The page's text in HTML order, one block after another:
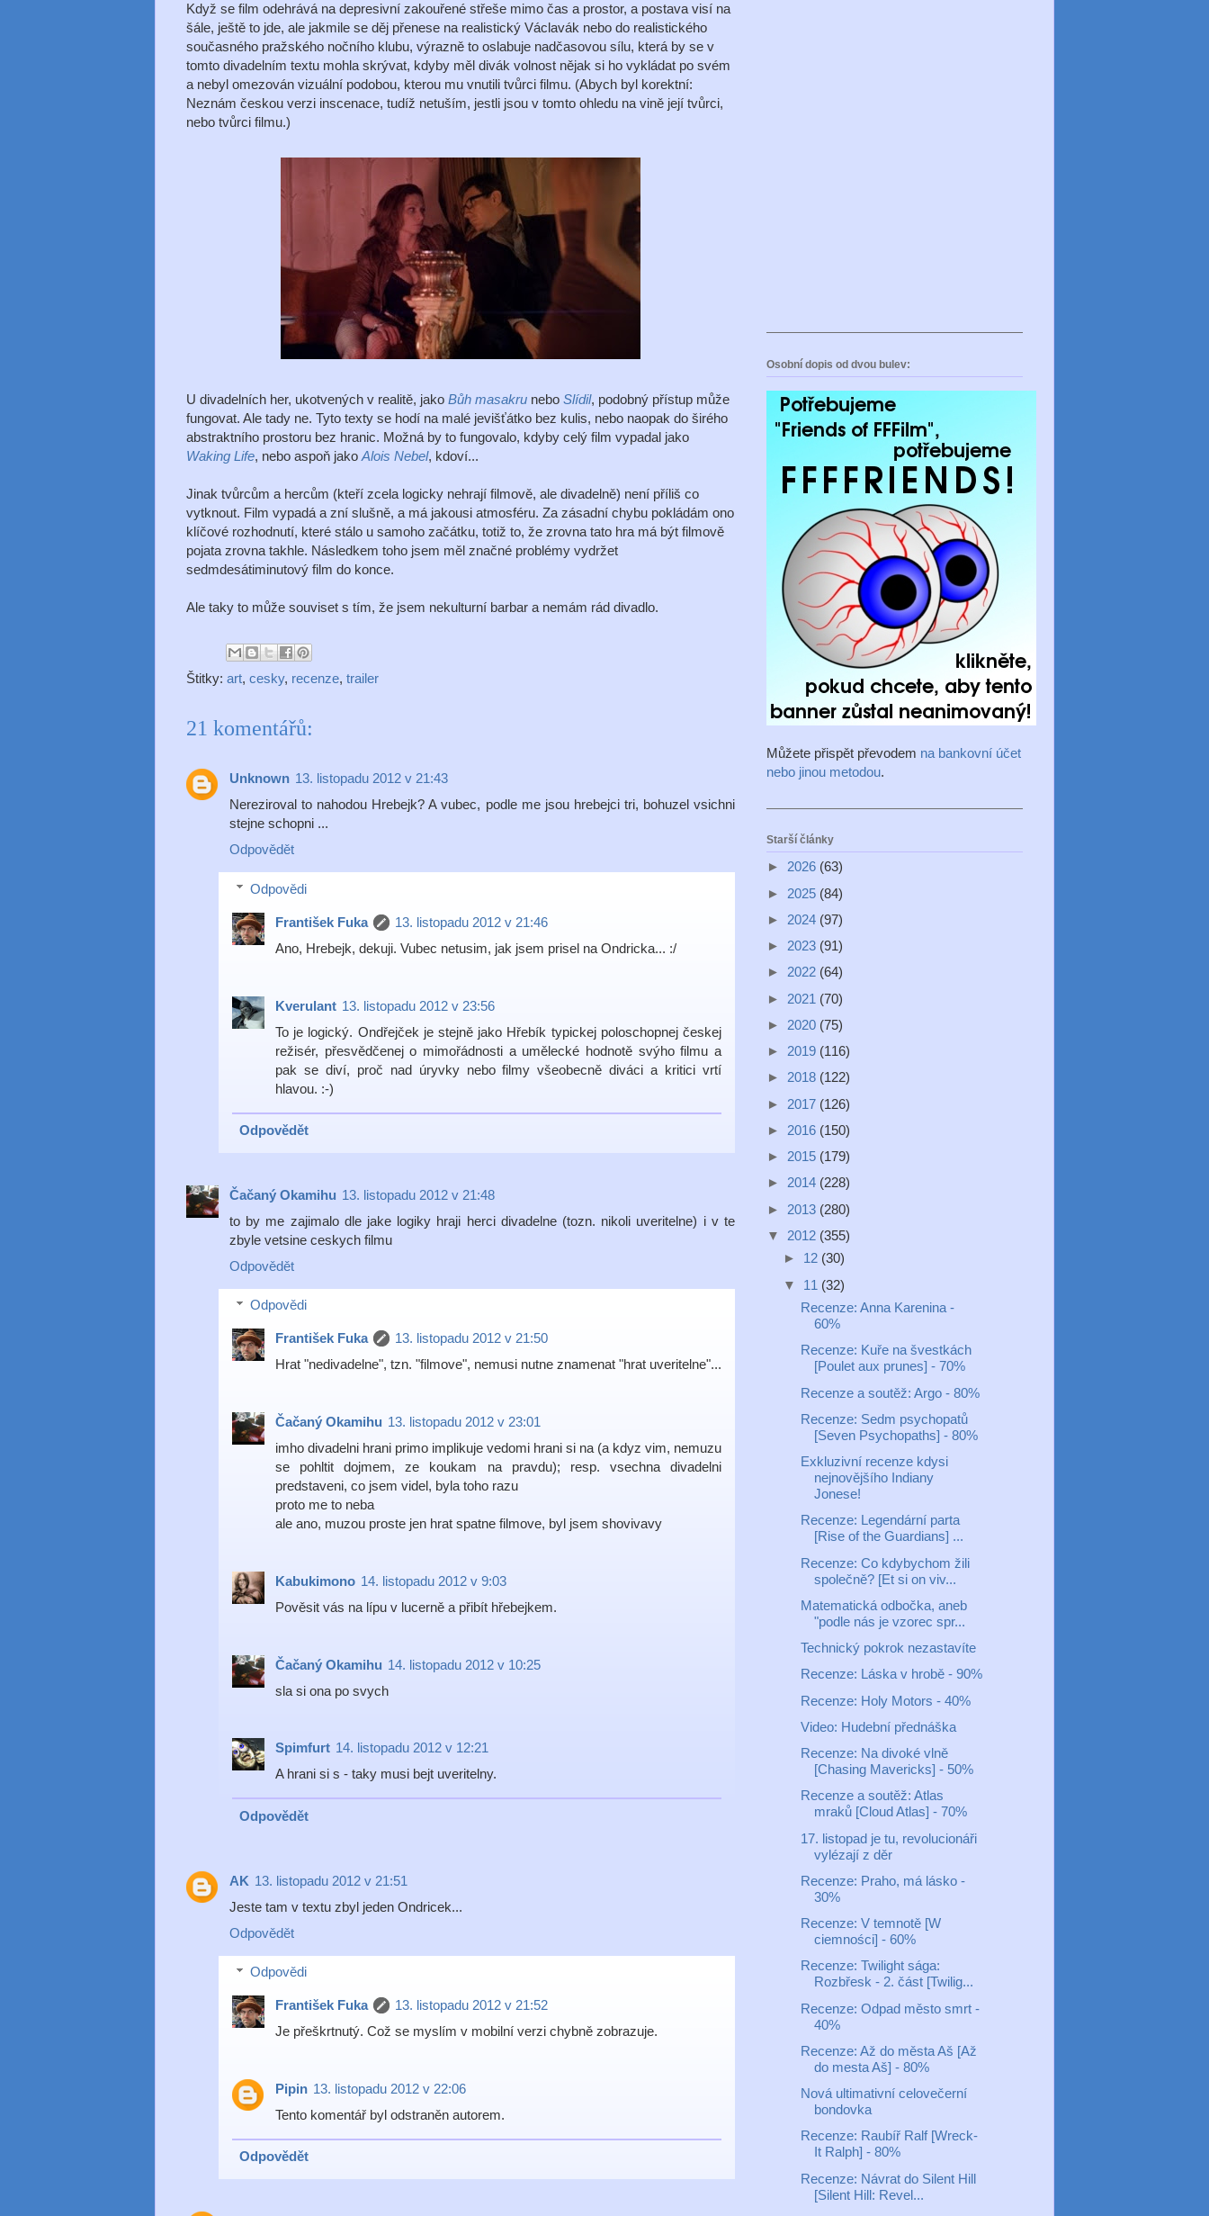
Když se film odehrává na depresivní zakouřené střeše mimo čas a prostor, a postava visí na
šále, ještě to jde, ale jakmile se děj přenese na realistický Václavák nebo do realistického
současného pražského nočního klubu, výrazně to oslabuje nadčasovou sílu, která by se v
tomto divadelním textu mohla skrývat, kdyby měl divák volnost nějak si ho vykládat po svém
a nebyl omezován vizuální podobou, kterou mu vnutili tvůrci filmu. (Abych byl korektní:
Neznám českou verzi inscenace, tudíž netuším, jestli jsou v tomto ohledu na vině její tvůrci,
nebo tvůrci filmu.)
U divadelních her, ukotvených v realitě, jako Bůh masakru nebo Slídil, podobný přístup může
fungovat. Ale tady ne. Tyto texty se hodí na malé jevišťátko bez kulis, nebo naopak do širého
abstraktního prostoru bez hranic. Možná by to fungovalo, kdyby celý film vypadal jako
Waking Life, nebo aspoň jako Alois Nebel, kdoví...
Jinak tvůrcům a hercům (kteří zcela logicky nehrají filmově, ale divadelně) není příliš co
vytknout. Film vypadá a zní slušně, a má jakousi atmosféru. Za zásadní chybu pokládám ono
klíčové rozhodnutí, které stálo u samoho začátku, totiž to, že zrovna tato hra má být filmově
pojata zrovna takhle. Následkem toho jsem měl značné problémy vydržet
sedmdesátiminutový film do konce.
Ale taky to může souviset s tím, že jsem nekulturní barbar a nemám rád divadlo.
Štitky: art, cesky, recenze, trailer
21 komentářů:
Unknown 13. listopadu 2012 v 21:43
Nereziroval to nahodou Hrebejk? A vubec, podle me jsou hrebejci tri, bohuzel vsichni
stejne schopni ...
Odpovědět
Odpovědi
František Fuka
13. listopadu 2012 v 21:46
Ano, Hrebejk, dekuji. Vubec netusim, jak jsem prisel na Ondricka... :/
Kverulant 13. listopadu 2012 v 23:56
To je logický. Ondřejček je stejně jako Hřebík typickej poloschopnej českej
režisér, přesvědčenej o mimořádnosti a umělecké hodnotě svýho filmu a
pak se diví, proč nad úryvky nebo filmy všeobecně diváci a kritici vrtí
hlavou. :-)
Odpovědět
Čačaný Okamihu 13. listopadu 2012 v 21:48
to by me zajimalo dle jake logiky hraji herci divadelne (tozn. nikoli uveritelne) i v te
zbyle vetsine ceskych filmu
Odpovědět
Odpovědi
František Fuka
13. listopadu 2012 v 21:50
Hrat "nedivadelne", tzn. "filmove", nemusi nutne znamenat "hrat uveritelne"...
Čačaný Okamihu 13. listopadu 2012 v 23:01
imho divadelni hrani primo implikuje vedomi hrani si na (a kdyz vim, nemuzu
se pohltit dojmem, ze koukam na pravdu); resp. vsechna divadelni
predstaveni, co jsem videl, byla toho razu
proto me to neba
ale ano, muzou proste jen hrat spatne filmove, byl jsem shovivavy
Kabukimono 14. listopadu 2012 v 9:03
Pověsit vás na lípu v lucerně a přibít hřebejkem.
Čačaný Okamihu 14. listopadu 2012 v 10:25
sla si ona po svych
Spimfurt 14. listopadu 2012 v 12:21
A hrani si s - taky musi bejt uveritelny.
Odpovědět
AK 13. listopadu 2012 v 21:51
Jeste tam v textu zbyl jeden Ondricek...
Odpovědět
Odpovědi
František Fuka
13. listopadu 2012 v 21:52
Je přeškrtnutý. Což se myslím v mobilní verzi chybně zobrazuje.
Pipin 13. listopadu 2012 v 22:06
Tento komentář byl odstraněn autorem.
Odpovědět
Osobní dopis od dvou bulev:
Můžete přispět převodem na bankovní účet
nebo jinou metodou.
Starší články
► 2026 (63)
► 2025 (84)
► 2024 (97)
► 2023 (91)
► 2022 (64)
► 2021 (70)
► 2020 (75)
► 2019 (116)
► 2018 (122)
► 2017 (126)
► 2016 (150)
► 2015 (179)
► 2014 (228)
► 2013 (280)
▼ 2012 (355)
► 12 (30)
▼ 11 (32)
Recenze: Anna Karenina -
60%
Recenze: Kuře na švestkách
[Poulet aux prunes] - 70%
Recenze a soutěž: Argo - 80%
Recenze: Sedm psychopatů
[Seven Psychopaths] - 80%
Exkluzivní recenze kdysi
nejnovějšího Indiany
Jonese!
Recenze: Legendární parta
[Rise of the Guardians] ...
Recenze: Co kdybychom žili
společně? [Et si on viv...
Matematická odbočka, aneb
"podle nás je vzorec spr...
Technický pokrok nezastavíte
Recenze: Láska v hrobě - 90%
Recenze: Holy Motors - 40%
Video: Hudební přednáška
Recenze: Na divoké vlně
[Chasing Mavericks] - 50%
Recenze a soutěž: Atlas
mraků [Cloud Atlas] - 70%
17. listopad je tu, revolucionáři
vylézají z děr
Recenze: Praho, má lásko -
30%
Recenze: V temnotě [W
ciemności] - 60%
Recenze: Twilight sága:
Rozbřesk - 2. část [Twilig...
Recenze: Odpad město smrt -
40%
Recenze: Až do města Aš [Až
do mesta Aš] - 80%
Nová ultimativní celovečerní
bondovka
Recenze: Raubíř Ralf [Wreck-
It Ralph] - 80%
Recenze: Návrat do Silent Hill
[Silent Hill: Revel...